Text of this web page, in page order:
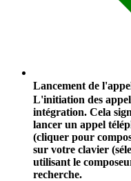
Lancement de
L'initiation des
intégration. Cela
lancer un appel
(cliquer pour
sur votre clavier
utilisant le
recherche.